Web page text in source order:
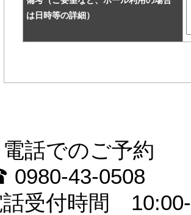
は日時等の詳細）
電話でのご予約
43-0508
話受付時間